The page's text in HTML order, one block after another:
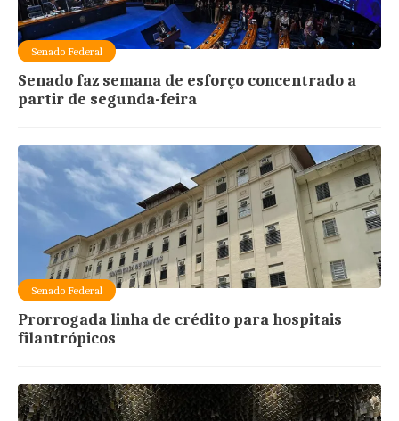
Senado Federal
Senado faz semana de esforço concentrado a
partir de segunda-feira
Senado Federal
Prorrogada linha de crédito para hospitais
filantrópicos